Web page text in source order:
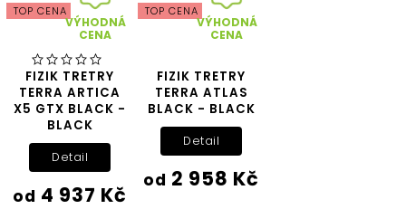
TOP CENA
VÝHODNÁ
CENA
FIZIK TRETRY
TERRA ARTICA
X5 GTX BLACK -
BLACK
od 4 937 Kč
Detail
TOP CENA
VÝHODNÁ
CENA
FIZIK TRETRY
TERRA ATLAS
BLACK - BLACK
od 2 958 Kč
Detail